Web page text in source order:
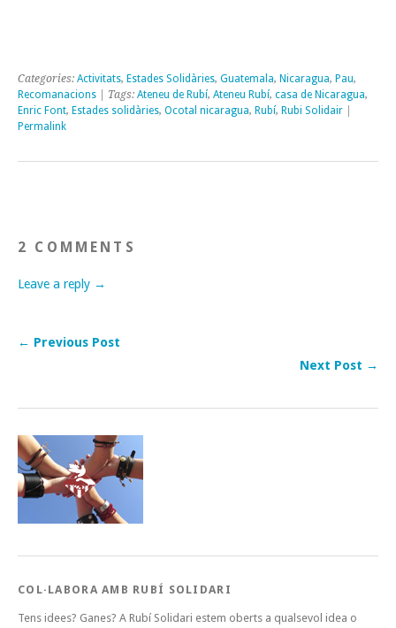
Categories: Activitats, Estades Solidàries, Guatemala, Nicaragua, Pau,
Recomanacions | Tags: Ateneu de Rubí, Ateneu Rubí, casa de Nicaragua,
Enric Font, Estades solidàries, Ocotal nicaragua, Rubí, Rubi Solidair
Permalink
2 COMMENTS
Leave a reply →
← Previous Post
Next Post →
COL·LABORA AMB RUBÍ SOLIDARI
Tens idees? Ganes? A Rubí Solidari estem oberts a qualsevol idea o